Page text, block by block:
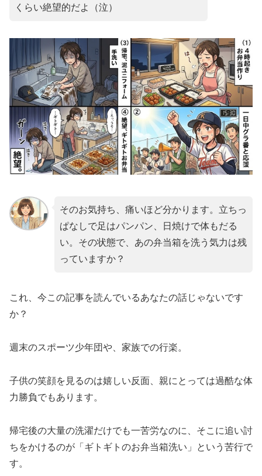
くらい絶望的だよ（泣）
そのお気持ち、痛いほど分かります。立ちっ
ぱなしで足はパンパン、日焼けで体もだる
い。その状態で、あの弁当箱を洗う気力は残
っていますか？
これ、今この記事を読んでいるあなたの話じゃないです
か？
週末のスポーツ少年団や、家族での行楽。
子供の笑顔を見るのは嬉しい反面、親にとっては過酷な体
力勝負でもあります。
帰宅後の大量の洗濯だけでも一苦労なのに、そこに追い討
ちをかけるのが「ギトギトのお弁当箱洗い」という苦行で
す。